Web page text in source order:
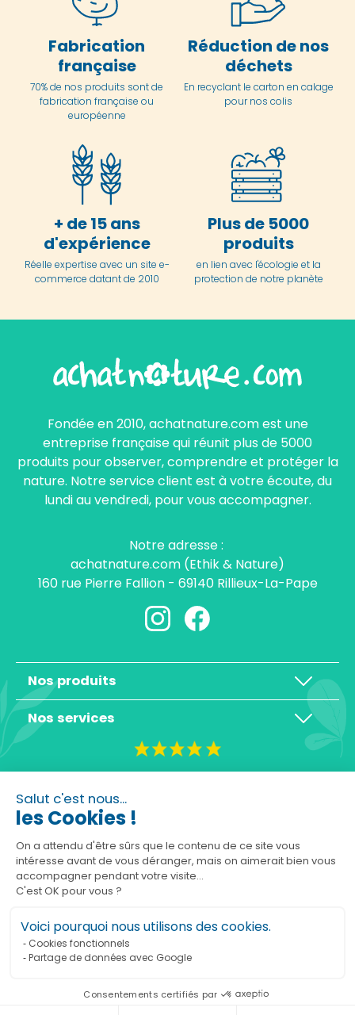
les Cookies !
de ce site vous intéresse avant de vous
déranger, mais on aimerait bien vous accompagner pendant
votre visite...
C'est OK pour vous ?
Voici pourquoi nous utilisons des cookies.
Cookies fonctionnels
Partage de données avec Google
Consentements certifiés parAjouter au panier
Fabrication
française
70% de nos produits sont de
fabrication française ou
européenne
Réduction de nos
déchets
En recyclant le carton en calage
pour nos colis
+ de 15 ans
d'expérience
Réelle expertise avec un site e-
commerce datant de 2010
Plus de 5000
produits
en lien avec l'écologie et la
protection de notre planète
Fondée en 2010, achatnature.com est une
entreprise française qui réunit plus de 5000
produits pour observer, comprendre et protéger la
nature. Notre service client est à votre écoute, du
lundi au vendredi, pour vous accompagner.
Notre adresse :
achatnature.com (Ethik & Nature)
160 rue Pierre Fallion - 69140 Rillieux-La-Pape
Nos produits
Nos services
Basé sur 10465 avis
Marchand approuvé par la Société des Avis Garantis,